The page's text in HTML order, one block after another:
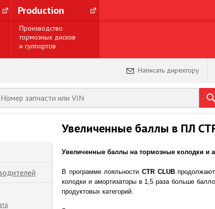
Production
Производство
тормозных дисков
и суппортов
Написать директору
Увеличенные баллы в ПЛ
Увеличенные баллы на тормозные колодки и
В программе лояльности CTR CLUB
колодки и амортизаторы в 1,5 раза больше
продуктовых категорий.